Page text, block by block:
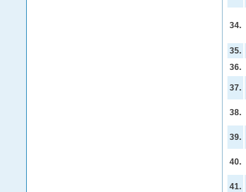
34.
35.
36.
37.
38.
39.
40.
41.